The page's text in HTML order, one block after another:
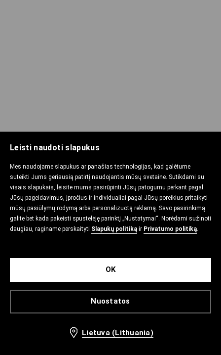
Leisti naudoti slapukus
Mes naudojame slapukus ar panašias technologijas, kad galėtume
suteikti Jums geriausią patirtį naudojantis mūsų svetaine. Sutikdami su
visais slapukais, leisite mums pasirūpinti Jūsų patogumu perkant pagal
Jūsų pageidavimus, įpročius ir individualiai pagal Jūsų poreikius pritaikyti
mūsų pasiūlymų rodymą arba personalizuotą reklamą. Savo pasirinkimą
galite bet kada pakeisti spustelėję parinktį „Nustatymai“. Norėdami sužinoti
daugiau, raginame perskaityti Slapukų politiką ir Privatumo politiką.
Nuostatos
OK
Lietuva (Lithuania)